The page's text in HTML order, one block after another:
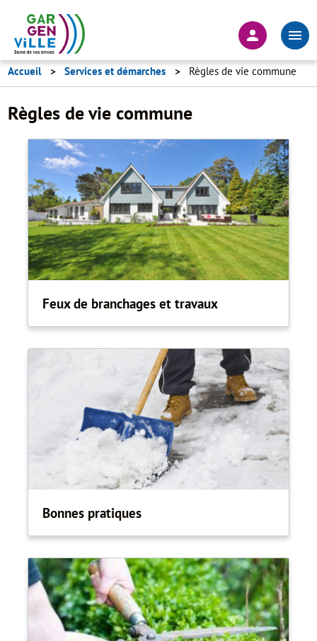
principal
En-
tête
-
Connexion
Accueil Services et démarches Règles de vie commune
Règles de vie commune
Feux de branchages et travaux
Bonnes pratiques